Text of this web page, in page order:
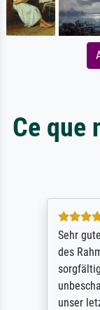
Ce que
Sehr
des
unser